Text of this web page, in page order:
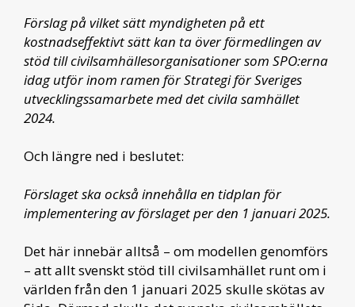
Förslag på vilket sätt myndigheten på ett
kostnadseffektivt sätt kan ta över förmedlingen av
stöd till civilsamhällesorganisationer som SPO:erna
idag utför inom ramen för Strategi för Sveriges
utvecklingssamarbete med det civila samhället
2024.
Och längre ned i beslutet:
Förslaget ska också innehålla en tidplan för
implementering av förslaget per den 1 januari 2025.
Det här innebär alltså – om modellen genomförs
– att allt svenskt stöd till civilsamhället runt om i
världen från den 1 januari 2025 skulle skötas av